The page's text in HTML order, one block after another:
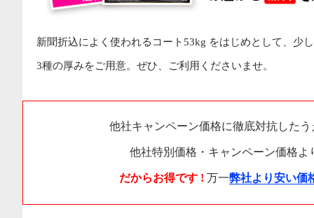
新聞折込によく使われるコート53kg をはじめとして、少
3種の厚みをご用意。ぜひ、ご利用くださいませ。
他社キャンペーン価格に徹底対抗したう
他社特別価格・キャンペーン価格よ
だからお得です ! 万一弊社より安い価